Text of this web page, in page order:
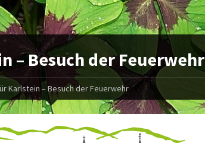
– Besuch der Feuerwehr
Karlstein – Besuch der Feuerwehr